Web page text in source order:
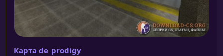
Карта de_prodigy